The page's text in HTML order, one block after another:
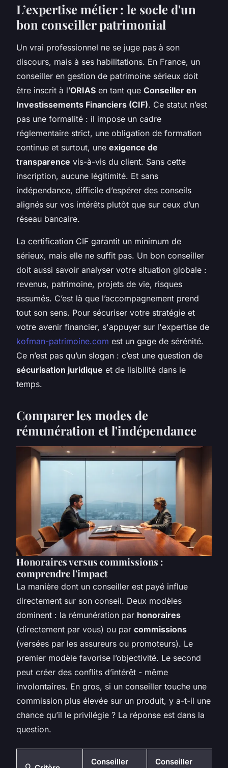
L’expertise métier : le socle d'un
bon conseiller patrimonial
Un vrai professionnel ne se juge pas à son
discours, mais à ses habilitations. En France, un
conseiller en gestion de patrimoine sérieux doit
être inscrit à l’ORIAS en tant que Conseiller en
Investissements Financiers (CIF). Ce statut n’est
pas une formalité : il impose un cadre
réglementaire strict, une obligation de formation
continue et surtout, une exigence de
transparence vis-à-vis du client. Sans cette
inscription, aucune légitimité. Et sans
indépendance, difficile d’espérer des conseils
alignés sur vos intérêts plutôt que sur ceux d’un
réseau bancaire.
La certification CIF garantit un minimum de
sérieux, mais elle ne suffit pas. Un bon conseiller
doit aussi savoir analyser votre situation globale :
revenus, patrimoine, projets de vie, risques
assumés. C’est là que l’accompagnement prend
tout son sens. Pour sécuriser votre stratégie et
votre avenir financier, s'appuyer sur l'expertise de
kofman-patrimoine.com est un gage de sérénité.
Ce n’est pas qu’un slogan : c’est une question de
sécurisation juridique et de lisibilité dans le
temps.
Comparer les modes de
rémunération et l'indépendance
Honoraires versus commissions :
comprendre l'impact
La manière dont un conseiller est payé influe
directement sur son conseil. Deux modèles
dominent : la rémunération par honoraires
(directement par vous) ou par commissions
(versées par les assureurs ou promoteurs). Le
premier modèle favorise l’objectivité. Le second
peut créer des conflits d’intérêt - même
involontaires. En gros, si un conseiller touche une
commission plus élevée sur un produit, y a-t-il une
chance qu’il le privilégie ? La réponse est dans la
question.
Conseiller Conseiller